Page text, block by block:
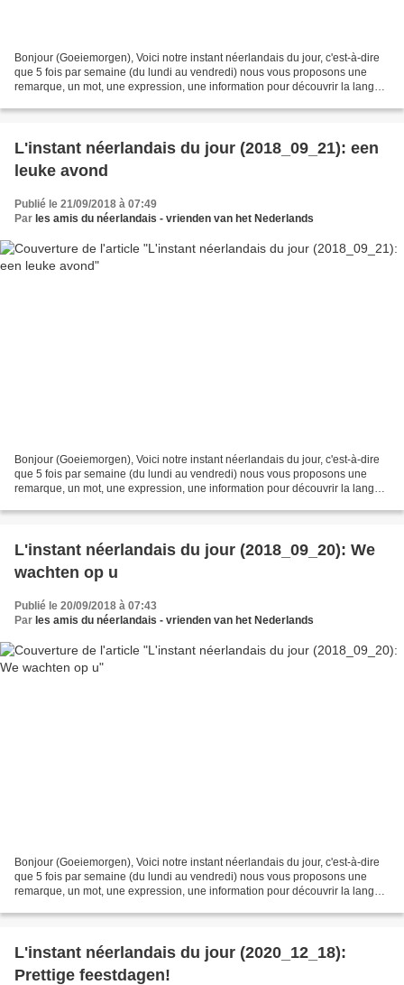
Bonjour (Goeiemorgen), Voici notre instant néerlandais du jour, c'est-à-dire
que 5 fois par semaine (du lundi au vendredi) nous vous proposons une
remarque, un mot, une expression, une information pour découvrir la langue
L'instant néerlandais du jour (2018_09_21): een
leuke avond
Publié le 21/09/2018 à 07:49
Par les amis du néerlandais - vrienden van het Nederlands
Bonjour (Goeiemorgen), Voici notre instant néerlandais du jour, c'est-à-dire
que 5 fois par semaine (du lundi au vendredi) nous vous proposons une
remarque, un mot, une expression, une information pour découvrir la langue
L'instant néerlandais du jour (2018_09_20): We
wachten op u
Publié le 20/09/2018 à 07:43
Par les amis du néerlandais - vrienden van het Nederlands
Bonjour (Goeiemorgen), Voici notre instant néerlandais du jour, c'est-à-dire
que 5 fois par semaine (du lundi au vendredi) nous vous proposons une
remarque, un mot, une expression, une information pour découvrir la langue
L'instant néerlandais du jour (2020_12_18):
Prettige feestdagen!